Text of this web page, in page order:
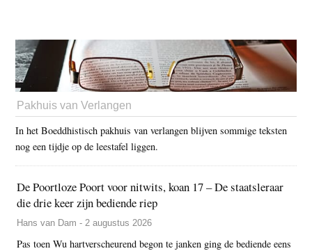
Pakhuis van Verlangen
In het Boeddhistisch pakhuis van verlangen blijven sommige teksten
nog een tijdje op de leestafel liggen.
De Poortloze Poort voor nitwits, koan 17 – De staatsleraar
die drie keer zijn bediende riep
Hans van Dam - 2 augustus 2026
Pas toen Wu hartverscheurend begon te janken ging de bediende eens